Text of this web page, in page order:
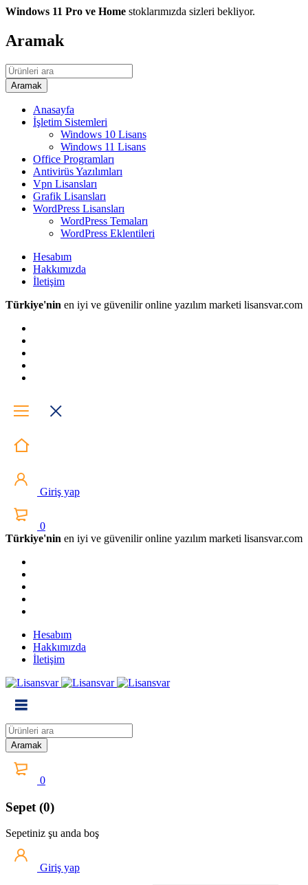
Windows 11 Pro ve Home stoklarımızda sizleri bekliyor.
Aramak
Anasayfa
İşletim Sistemleri
Windows 10 Lisans
Windows 11 Lisans
Office Programları
Antivirüs Yazılımları
Vpn Lisansları
Grafik Lisansları
WordPress Lisansları
WordPress Temaları
WordPress Eklentileri
Hesabım
Hakkımızda
İletişim
Türkiye'nin en iyi ve güvenilir online yazılım marketi lisansvar.com
Giriş yap
0
Türkiye'nin en iyi ve güvenilir online yazılım marketi lisansvar.com
Hesabım
Hakkımızda
İletişim
0
Sepet (0)
Sepetiniz şu anda boş
Giriş yap